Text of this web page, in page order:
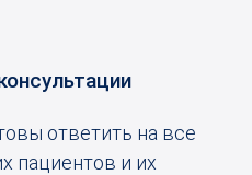
ответить на все
пациентов и их